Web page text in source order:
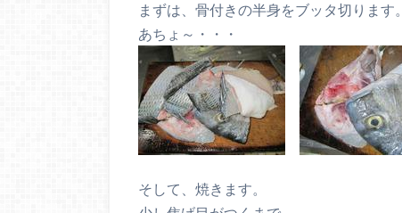
まずは、骨付きの半身をブッタ切ります。
あちょ～・・・
そして、焼きます。